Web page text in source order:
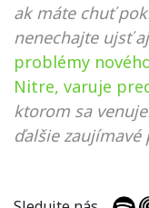
ak máte chuť
nenechajte ujsť
problémy
Nitre, varuje
ktorom sa
ďalšie